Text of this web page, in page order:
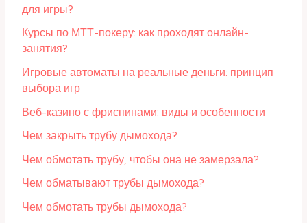
для игры?
Курсы по МТТ-покеру: как проходят онлайн-
занятия?
Игровые автоматы на реальные деньги: принцип
выбора игр
Веб-казино с фриспинами: виды и особенности
Чем закрыть трубу дымохода?
Чем обмотать трубу, чтобы она не замерзала?
Чем обматывают трубы дымохода?
Чем обмотать трубы дымохода?